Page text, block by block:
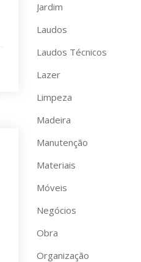
Jardim
Laudos
Laudos Técnicos
Lazer
Limpeza
Madeira
Manutenção
Materiais
Móveis
Negócios
Obra
Organização